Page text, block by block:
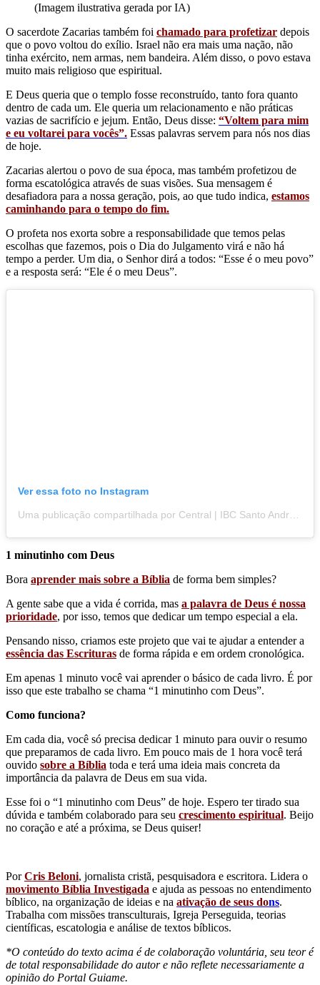
(Imagem ilustrativa gerada por IA)
O sacerdote Zacarias também foi chamado para profetizar depois
que o povo voltou do exílio. Israel não era mais uma nação, não
tinha exército, nem armas, nem bandeira. Além disso, o povo estava
muito mais religioso que espiritual.
E Deus queria que o templo fosse reconstruído, tanto fora quanto
dentro de cada um. Ele queria um relacionamento e não práticas
vazias de sacrifício e jejum. Então, Deus disse: “Voltem para mim
e eu voltarei para vocês”. Essas palavras servem para nós nos dias
de hoje.
Zacarias alertou o povo de sua época, mas também profetizou de
forma escatológica através de suas visões. Sua mensagem é
desafiadora para a nossa geração, pois, ao que tudo indica, estamos
caminhando para o tempo do fim.
O profeta nos exorta sobre a responsabilidade que temos pelas
escolhas que fazemos, pois o Dia do Julgamento virá e não há
tempo a perder. Um dia, o Senhor dirá a todos: “Esse é o meu povo”
e a resposta será: “Ele é o meu Deus”.
Ver essa foto no Instagram
Uma publicação compartilhada por Central | IBC Santo André (@ibcsantoandre)
1 minutinho com Deus
Bora aprender mais sobre a Bíblia de forma bem simples?
A gente sabe que a vida é corrida, mas a palavra de Deus é nossa
prioridade, por isso, temos que dedicar um tempo especial a ela.
Pensando nisso, criamos este projeto que vai te ajudar a entender a
essência das Escrituras de forma rápida e em ordem cronológica.
Em apenas 1 minuto você vai aprender o básico de cada livro. É por
isso que este trabalho se chama “1 minutinho com Deus”.
Como funciona?
Em cada dia, você só precisa dedicar 1 minuto para ouvir o resumo
que preparamos de cada livro. Em pouco mais de 1 hora você terá
ouvido sobre a Bíblia toda e terá uma ideia mais concreta da
importância da palavra de Deus em sua vida.
Esse foi o “1 minutinho com Deus” de hoje. Espero ter tirado sua
dúvida e também colaborado para seu crescimento espiritual. Beijo
no coração e até a próxima, se Deus quiser!
PorCris Beloni, jornalista cristã, pesquisadora e escritora. Lidera o
movimento Bíblia Investigada e ajuda as pessoas no entendimento
bíblico, na organização de ideias e na ativação de seus dons.
Trabalha com missões transculturais, Igreja Perseguida, teorias
científicas, escatologia e análise de textos bíblicos.
*O conteúdo do texto acima é de colaboração voluntária, seu teor é
de total responsabilidade do autor e não reflete necessariamente a
opinião do Portal Guiame.